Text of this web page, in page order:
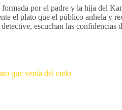
formada por el padre y la hija del
el plato que el público anhela y
escuchan las confidencias